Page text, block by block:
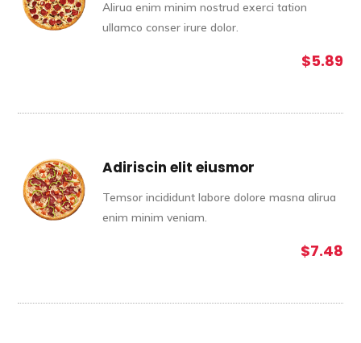
Alirua enim minim nostrud exerci tation
ullamco conser irure dolor.
$5.89
Adiriscin elit eiusmor
Temsor incididunt labore dolore masna alirua
enim minim veniam.
$7.48